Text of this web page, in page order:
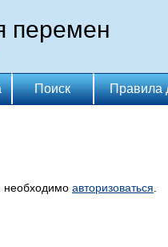
перемен
Поиск Правила
необходимо авторизоваться